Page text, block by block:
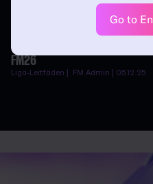
MANAGEN IN DER BARCLAYS
WOMEN'S SUPER LEAGUE IN
FM26
Liga-Leitfäden | FM Admin | 05.12.25
Go to